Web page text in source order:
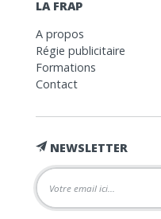
LA FRAP
A propos
Régie publicitaire
Formations
Contact
NEWSLETTER